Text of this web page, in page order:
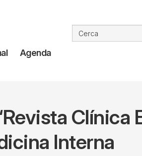
Agenda
Clínica
Interna